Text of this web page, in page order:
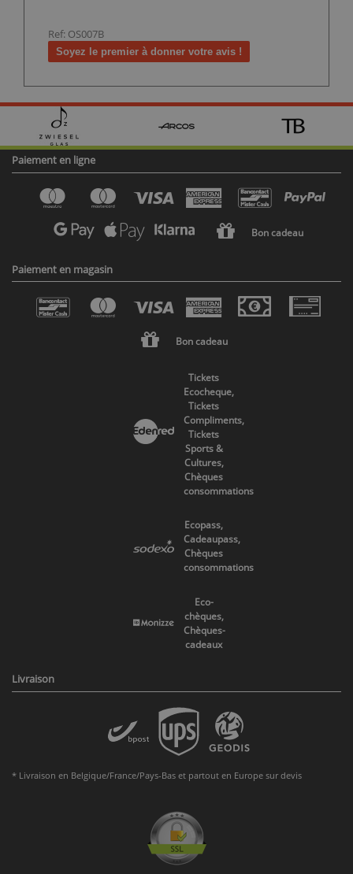
Ref: OS007B
Soyez le premier à donner votre avis !
Paiement en ligne
Bon cadeau
Paiement en magasin
Bon cadeau
Tickets
Ecocheque,
Tickets
Compliments,
Tickets
Sports &
Cultures,
Chèques
consommations
Ecopass,
Cadeaupass,
Chèques
consommations
Eco-
chèques,
Chèques-
cadeaux
Livraison
* Livraison en Belgique/France/Pays-Bas et partout en Europe sur devis